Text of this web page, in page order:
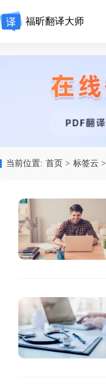
福昕翻译大师
当前位置: 首页 > 标签云 >